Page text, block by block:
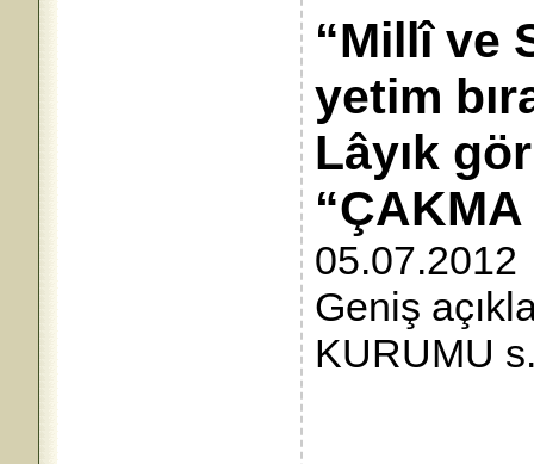
“Millî ve
yetim
Lâyık
05.07.2012
Geniş
KURUMU